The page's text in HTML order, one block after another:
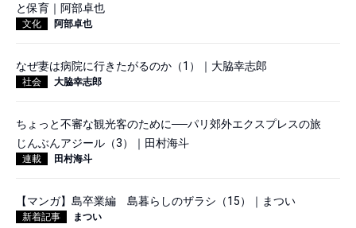
と保育｜阿部卓也
文化 阿部卓也
なぜ妻は病院に行きたがるのか（1）｜大脇幸志郎
社会 大脇幸志郎
ちょっと不審な観光客のために──パリ郊外エクスプレスの旅
じんぶんアジール（3）｜田村海斗
連載 田村海斗
【マンガ】島卒業編 島暮らしのザラシ（15）｜まつい
新着記事 まつい